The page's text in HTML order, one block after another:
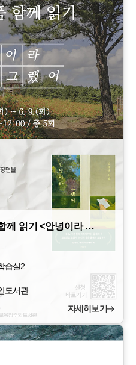
께 읽기 <안녕이라 …
습실2
도서관
자세히보기